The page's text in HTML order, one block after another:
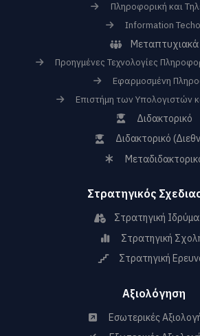
Πληροφορική και
Information
Μεταπτυχιακά
Προηγμένες Τεχνολογίες
Εφαρμοσμένη
Επιστήμη των Υπολογιστών
Διδακτορικό
Διδακτορικό
Στρατηγικός
Στρατηγική
Στρατηγική
Στρατηγική
Αξιολόγηση
Εσωτερικές